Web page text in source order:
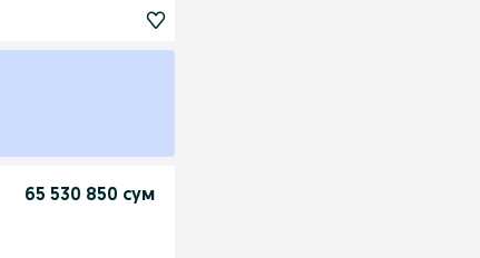
65 530 850 сум